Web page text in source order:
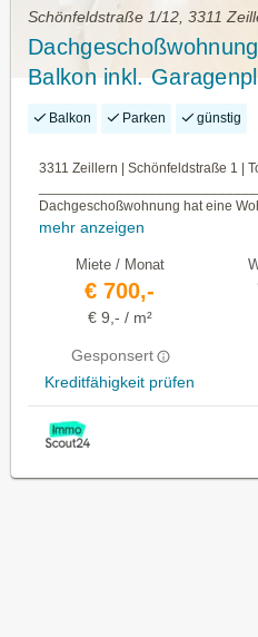
Schönfeldstraße 1/12, 3311
Balkon inkl.
Balkon Parken günstig
3311 Zeillern | Schönfeldstraße 1 |
Dachgeschoßwohnung hat eine
mehr anzeigen
Miete / Monat
€ 700,-
€ 9,- / m²
Gesponsert
Kreditfähigkeit prüfen